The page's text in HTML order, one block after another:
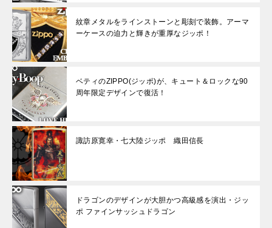
紋章メタルをラインストーンと彫刻で装飾。アーマ
ーケースの迫力と輝きが重厚なジッポ！
ベティのZIPPO(ジッポ)が、キュート＆ロックな90
周年限定デザインで復活！
諏訪原寛幸・七大陸ジッポ 織田信長
ドラゴンのデザインが大胆かつ高級感を演出・ジッ
ポ ファインサッシュドラゴン